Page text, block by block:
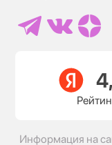
Информация на